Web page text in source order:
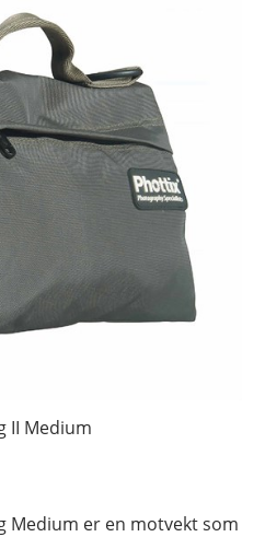
II Medium
Medium er en motvekt som